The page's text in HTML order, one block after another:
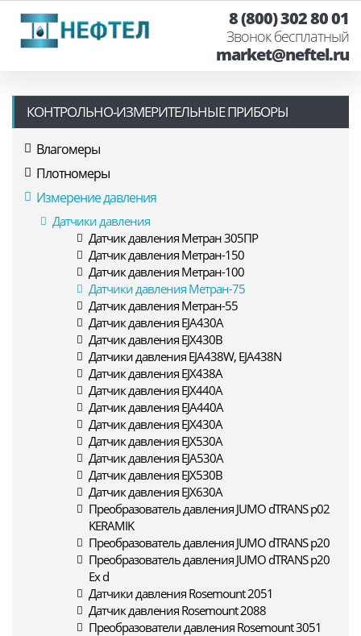
8 (800) 302 80 01
Звонок бесплатный
market@neftel.ru
КОНТРОЛЬНО-ИЗМЕРИТЕЛЬНЫЕ ПРИБОРЫ
Влагомеры
Плотномеры
Измерение давления
Датчики давления
Датчик давления Метран 305ПР
Датчик давления Метран-150
Датчик давления Метран-100
Датчики давления Метран-75
Датчик давления Метран-55
Датчик давления EJA430A
Датчик давления EJX430B
Датчики давления EJA438W, EJA438N
Датчик давления EJX438A
Датчик давления EJX440A
Датчик давления EJA440A
Датчик давления EJX430A
Датчик давления EJX530A
Датчик давления EJA530A
Датчик давления EJX530B
Датчик давления EJX630A
Преобразователь давления JUMO dTRANS p02
KERAMIK
Преобразователь давления JUMO dTRANS p20
Преобразователь давления JUMO dTRANS p20
Ex d
Датчики давления Rosemount 2051
Датчик давления Rosemount 2088
Преобразователи давления Rosemount 3051